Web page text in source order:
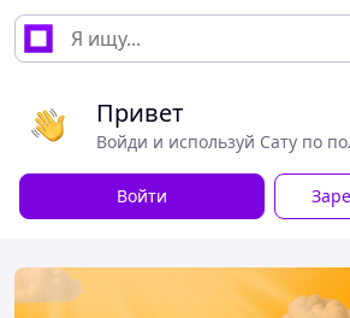
Привет
Войди и используй Сату по
Войти